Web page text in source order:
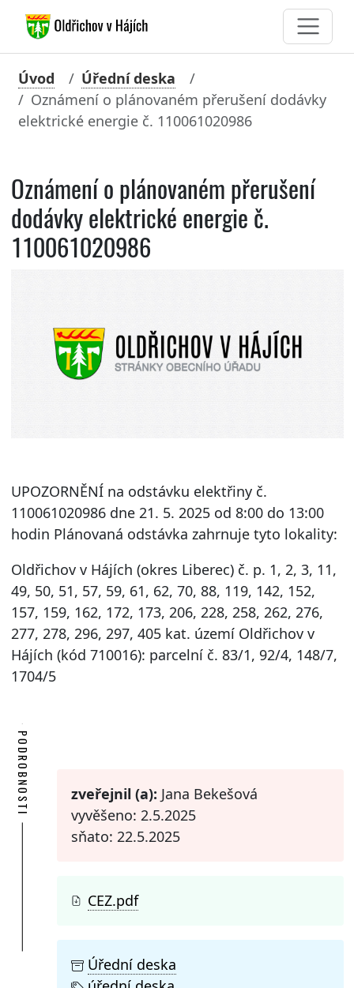
Úvod
Úřední deska
Oznámení o plánovaném přerušení dodávky
elektrické energie č. 110061020986
Oznámení o plánovaném přerušení
dodávky elektrické energie č.
110061020986
UPOZORNĚNÍ na odstávku elektřiny č.
110061020986 dne 21. 5. 2025 od 8:00 do 13:00
hodin Plánovaná odstávka zahrnuje tyto lokality:
Oldřichov v Hájích (okres Liberec) č. p. 1, 2, 3, 11,
49, 50, 51, 57, 59, 61, 62, 70, 88, 119, 142, 152,
157, 159, 162, 172, 173, 206, 228, 258, 262, 276,
277, 278, 296, 297, 405 kat. území Oldřichov v
Hájích (kód 710016): parcelní č. 83/1, 92/4, 148/7,
1704/5
PODROBNOSTI zveřejnil (a): Jana Bekešová
vyvěšeno: 2.5.2025
sňato: 22.5.2025
CEZ.pdf
Úřední deska